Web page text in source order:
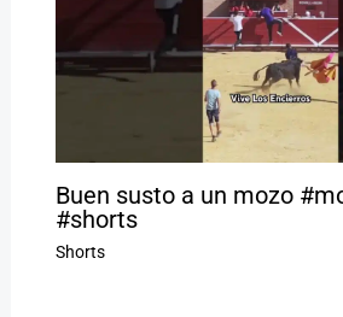
Buen susto a un mozo
#shorts
Shorts